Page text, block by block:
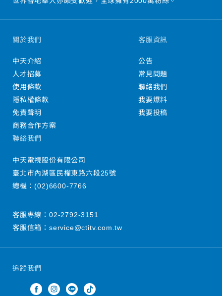
追蹤我們
關於我們
中天介紹
人才招募
使用條款
隱私權條款
免責聲明
商務合作方案
客服資訊
公告
常見問題
聯絡我們
我要爆料
我要投稿
聯絡我們
中天電視股份有限公司
臺北市內湖區民權東路六段25號
總機：(02)6600-7766
客服專線： 02-2792-3151
客服信箱： service@ctitv.com.tw